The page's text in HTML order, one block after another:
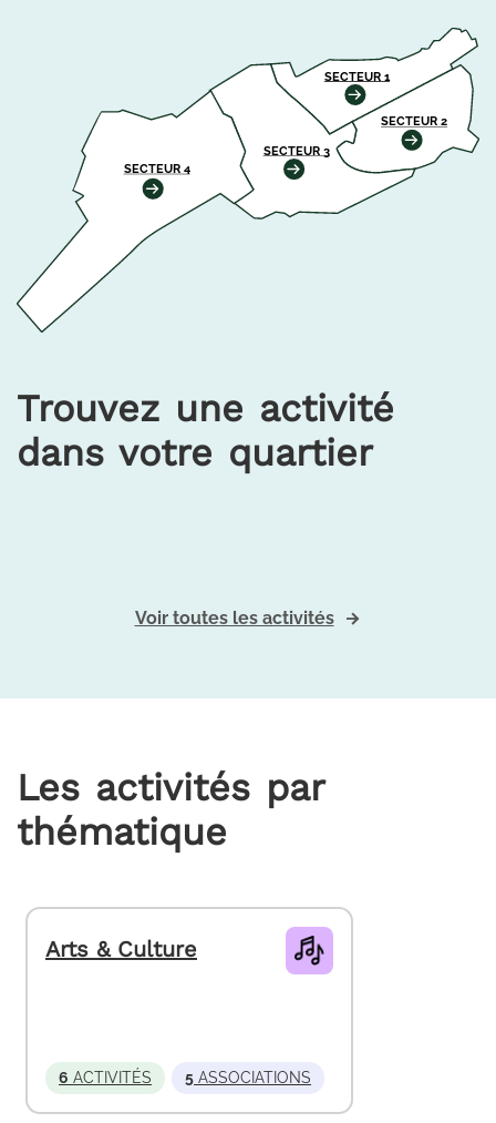
SECTEUR 1
SECTEUR 2
SECTEUR 3
SECTEUR 4
Trouvez une activité
dans votre quartier
Voir toutes les activités
Les activités par
thématique
Arts & Culture
6 ACTIVITÉS 5 ASSOCIATIONS